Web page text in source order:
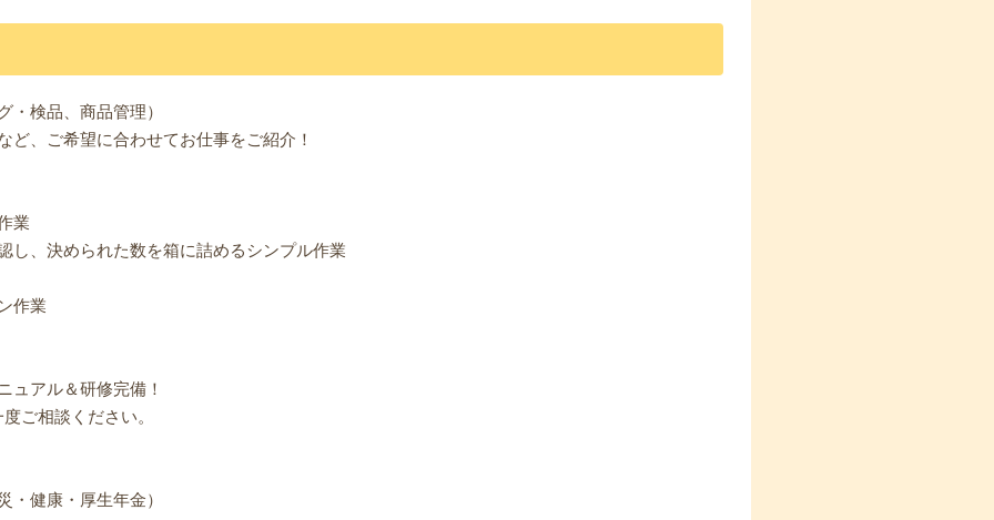
・検品、商品管理）
ど、ご希望に合わせてお仕事をご紹介！
業
し、決められた数を箱に詰めるシンプル作業
作業
ュアル＆研修完備！
ご相談ください。
・健康・厚生年金）